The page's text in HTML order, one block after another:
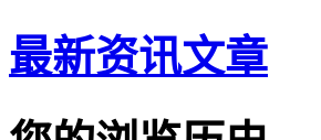
最新资讯文章